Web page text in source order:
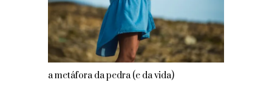
a metáfora da pedra (e da vida)